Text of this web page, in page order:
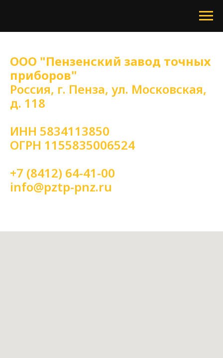
ООО "Пензенский завод точных
приборов"
Россия, г. Пенза, ул. Московская,
д. 118
ИНН 5834113850
ОГРН 1155835006524
+7 (8412) 64-41-00
info@pztp-pnz.ru